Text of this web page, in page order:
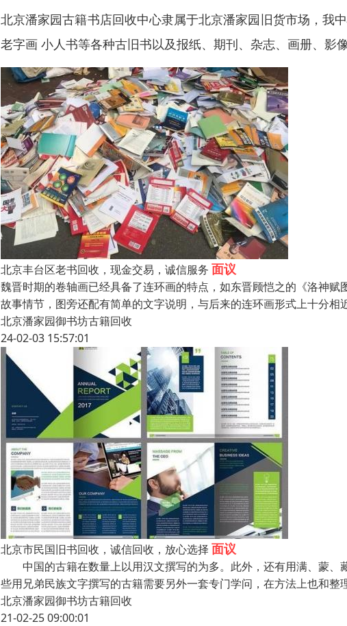
北京潘家园古籍书店回收中心隶属于北京潘家园旧货市场，我
老字画 小人书等各种古旧书以及报纸、期刊、杂志、画册、影像
北京丰台区老书回收，现金交易，诚信服务 面议
魏晋时期的卷轴画已经具备了连环画的特点，如东晋顾恺之的《洛神
故事情节，图旁还配有简单的文字说明，与后来的连环画形式上十分
北京潘家园御书坊古籍回收
24-02-03 15:57:01
北京市民国旧书回收，诚信回收，放心选择 面议
中国的古籍在数量上以用汉文撰写的为多。此外，还有用满、蒙、
些用兄弟民族文字撰写的古籍需要另外一套专门学问，在方法上也和
北京潘家园御书坊古籍回收
21-02-25 09:00:01